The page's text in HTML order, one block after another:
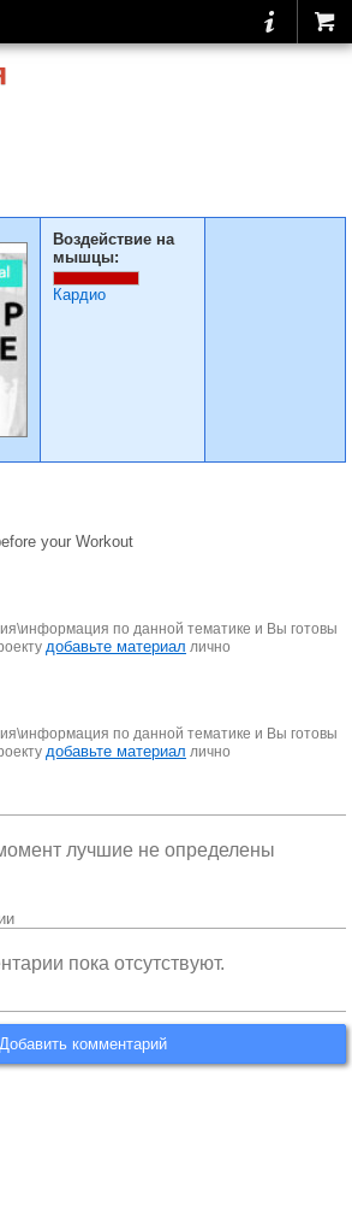
Воздействие на
мышцы:
Кардио
your Workout
по данной тематике и Вы готовы
добавьте материал лично
по данной тематике и Вы готовы
добавьте материал лично
лучшие не определены
пока отсутствуют.
Добавить комментарий